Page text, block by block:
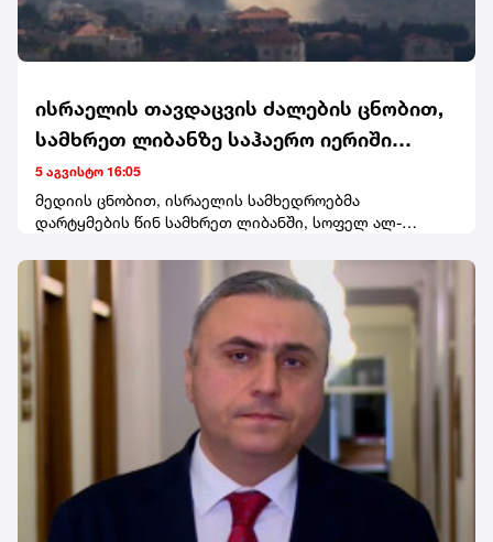
ისრაელის თავდაცვის ძალების ცნობით,
სამხრეთ ლიბანზე საჰაერო იერიში
მიიტანეს
5 აგვისტო 16:05
მედიის ცნობით, ისრაელის სამხედროებმა
დარტყმების წინ სამხრეთ ლიბანში, სოფელ ალ-
გაფრთხილება გაავრცელეს.